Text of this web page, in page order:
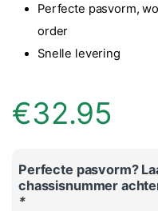
Perfecte pasvorm,
order
Snelle levering
€32.95
Perfecte pasvorm?
chassisnummer
*